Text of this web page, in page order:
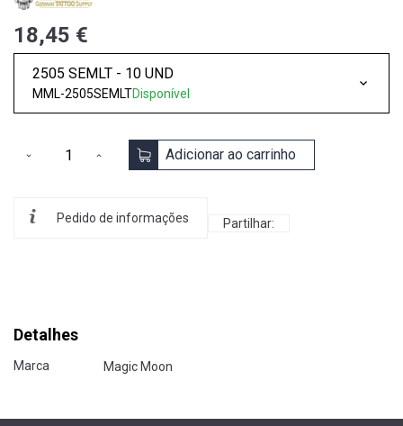
18,45 €
2505 SEMLT - 10 UND
MML-2505SEMLTDisponível
Adicionar ao carrinho
Pedido de informações Partilhar:
Detalhes
Marca Magic Moon